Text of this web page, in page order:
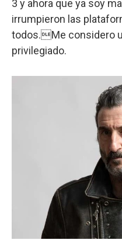
3 y ahora que ya soy
irrumpieron las
todos.Me considero
privilegiado.